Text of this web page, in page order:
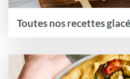
Toutes nos recettes